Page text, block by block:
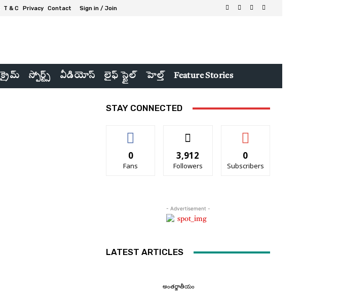
T & C Privacy Contact Sign in / Join
క్రైమ్ స్పోర్ట్స్ వీడియోస్ లైఫ్ స్టైల్ హెల్త్ Feature Stories
STAY CONNECTED
0
Fans
3,912
Followers
0
Subscribers
- Advertisement -
LATEST ARTICLES
అంతర్జాతీయం